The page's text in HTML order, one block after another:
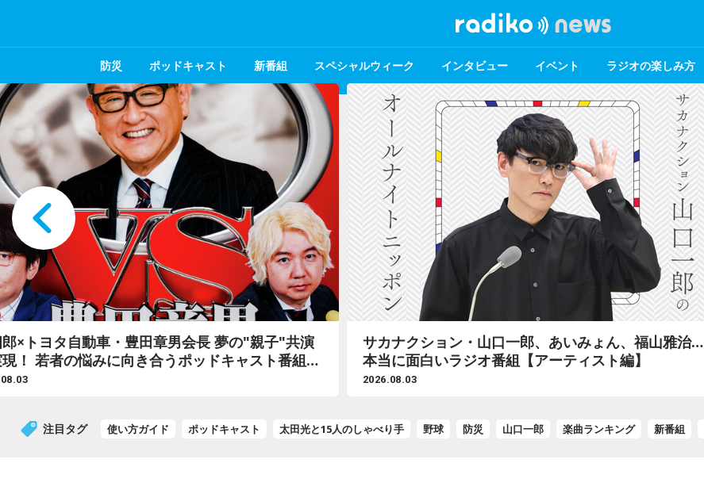
防災 ポッドキャスト 新番組 スペシャルウィーク インタビュー イベント ラジオの楽しみ方
クション・山口一郎、あいみょん、福山雅治…
面白いラジオ番組【アーティスト編】
タイムフリー30で聴ける！ 2026年7月のオススメ番組
まとめ
2026.07.31
注目タグ 使い方ガイド ポッドキャスト 太田光と15人のしゃべり手 野球 防災 山口一郎 楽曲ランキング 新番組